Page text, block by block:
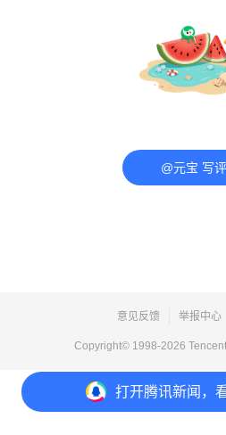
打开腾讯新闻，
@元宝 写
意见反馈 举报中心
Copyright© 1998-2026